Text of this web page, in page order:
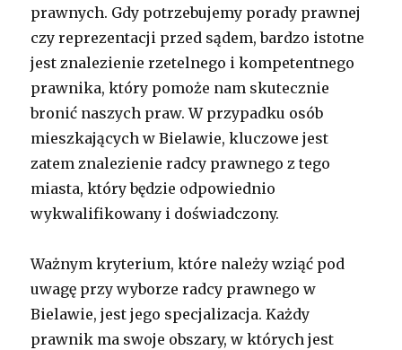
prawnych. Gdy potrzebujemy porady prawnej
czy reprezentacji przed sądem, bardzo istotne
jest znalezienie rzetelnego i kompetentnego
prawnika, który pomoże nam skutecznie
bronić naszych praw. W przypadku osób
mieszkających w Bielawie, kluczowe jest
zatem znalezienie radcy prawnego z tego
miasta, który będzie odpowiednio
wykwalifikowany i doświadczony.
Ważnym kryterium, które należy wziąć pod
uwagę przy wyborze radcy prawnego w
Bielawie, jest jego specjalizacja. Każdy
prawnik ma swoje obszary, w których jest